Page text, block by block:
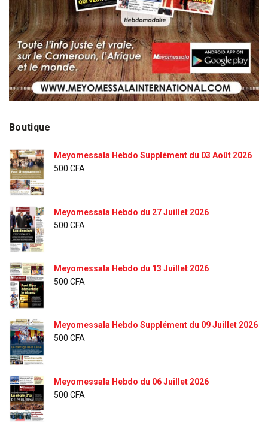
Boutique
Meyomessala Hebdo Supplément du 03 Août 2026
500 CFA
Meyomessala Hebdo du 27 Juillet 2026
500 CFA
Meyomessala Hebdo du 13 Juillet 2026
500 CFA
Meyomessala Hebdo Supplément du 09 Juillet 2026
500 CFA
Meyomessala Hebdo du 06 Juillet 2026
500 CFA